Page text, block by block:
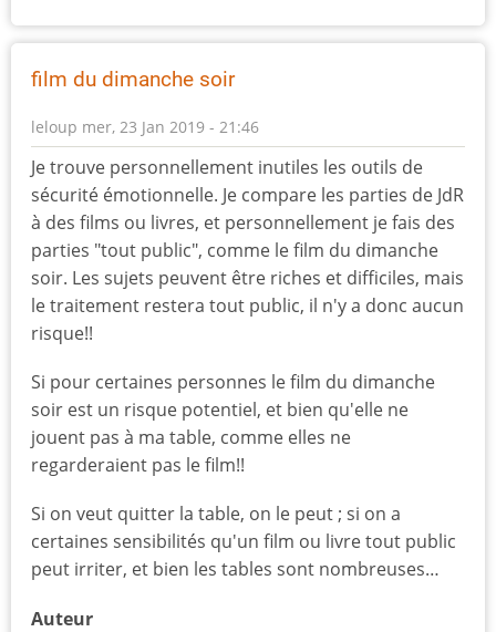
film du dimanche soir
leloup mer, 23 Jan 2019 - 21:46
Je trouve personnellement inutiles les outils de
sécurité émotionnelle. Je compare les parties de JdR
à des films ou livres, et personnellement je fais des
parties "tout public", comme le film du dimanche
soir. Les sujets peuvent être riches et difficiles, mais
le traitement restera tout public, il n'y a donc aucun
risque!!
Si pour certaines personnes le film du dimanche
soir est un risque potentiel, et bien qu'elle ne
jouent pas à ma table, comme elles ne
regarderaient pas le film!!
Si on veut quitter la table, on le peut ; si on a
certaines sensibilités qu'un film ou livre tout public
peut irriter, et bien les tables sont nombreuses…
Auteur